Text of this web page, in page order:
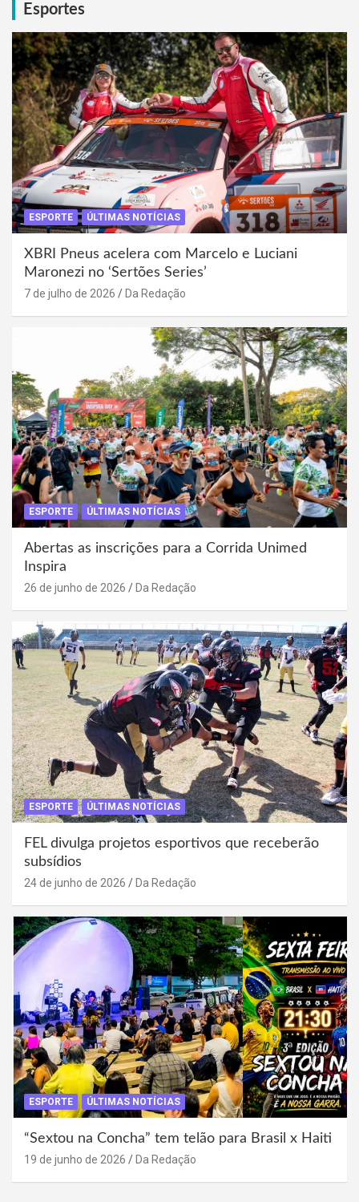
Esportes
ESPORTE ÚLTIMAS NOTÍCIAS
XBRI Pneus acelera com Marcelo e Luciani
Maronezi no ‘Sertões Series’
7 de julho de 2026 Da Redação
ESPORTE ÚLTIMAS NOTÍCIAS
Abertas as inscrições para a Corrida Unimed
Inspira
26 de junho de 2026 Da Redação
ESPORTE ÚLTIMAS NOTÍCIAS
FEL divulga projetos esportivos que receberão
subsídios
24 de junho de 2026 Da Redação
ESPORTE ÚLTIMAS NOTÍCIAS
“Sextou na Concha” tem telão para Brasil x Haiti
19 de junho de 2026 Da Redação